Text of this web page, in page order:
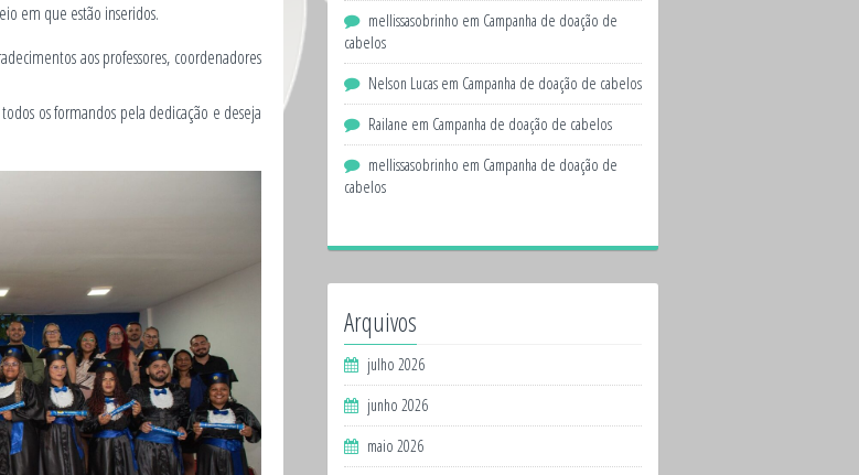
em que estão inseridos.
aos professores, coordenadores
os formandos pela dedicação e deseja
mellissasobrinho em Campanha de doação de
cabelos
Nelson Lucas em Campanha de doação de cabelos
Railane em Campanha de doação de cabelos
mellissasobrinho em Campanha de doação de
cabelos
Arquivos
julho 2026
junho 2026
maio 2026